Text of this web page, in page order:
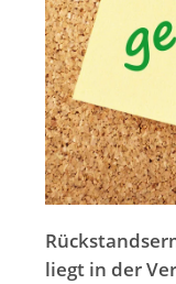
Newsletter
liegt in der